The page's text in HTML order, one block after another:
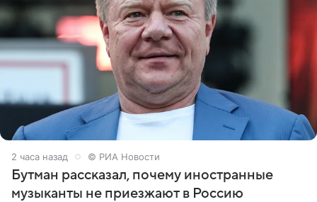
2 часа назад © РИА Новости
Бутман рассказал, почему иностранные
музыканты не приезжают в Россию